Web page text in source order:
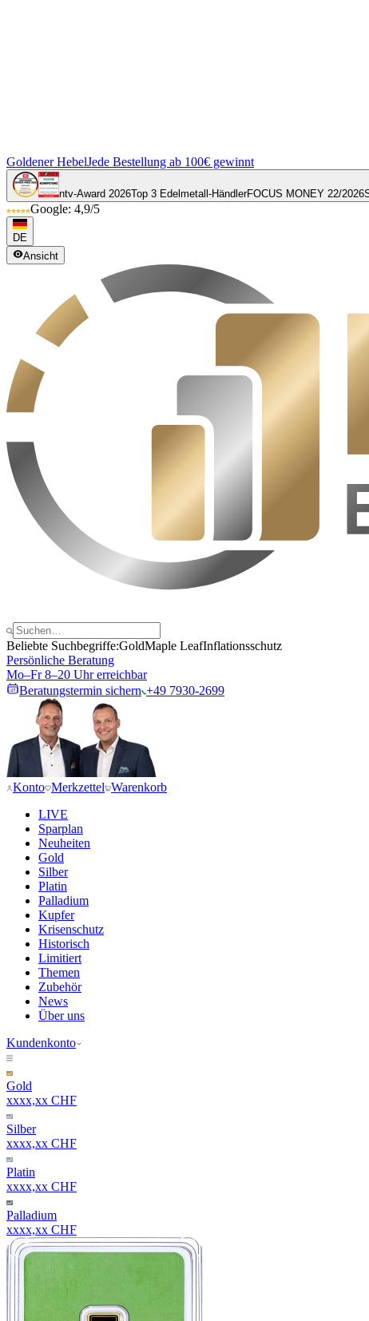
Goldener HebelJede Bestellung ab 100€ gewinnt
ntv-Award 2026Top 3 Edelmetall-HändlerFOCUS MONEY 22/2026
Google: 4,9/5
DE
Ansicht
Beliebte Suchbegriffe:GoldMaple LeafInflationsschutz
Persönliche Beratung
Mo–Fr 8–20 Uhr erreichbar
Beratungstermin sichern +49 7930-2699
Konto Merkzettel Warenkorb
LIVE
Sparplan
Neuheiten
Gold
Silber
Platin
Palladium
Kupfer
Krisenschutz
Historisch
Limitiert
Themen
Zubehör
News
Über uns
Kundenkonto
Gold
xxxx,xx CHF
Silber
xxxx,xx CHF
Platin
xxxx,xx CHF
Palladium
xxxx,xx CHF